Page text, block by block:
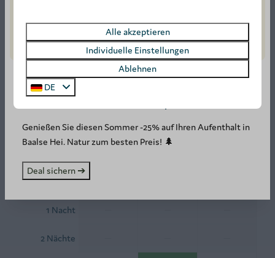
Verfügbarkeit und Preis
Fr07-08-2026 Mo 10-08-2026
1 Nacht
2 Nächte
SUMMER DEAL: -25%! ☀️
Genießen Sie diesen Sommer -25% auf Ihren Aufenthalt in
Baalse Hei. Natur zum besten Preis! 🌲
Deal sichern ➔
Alle akzeptieren
Individuelle Einstellungen
Ablehnen
DE